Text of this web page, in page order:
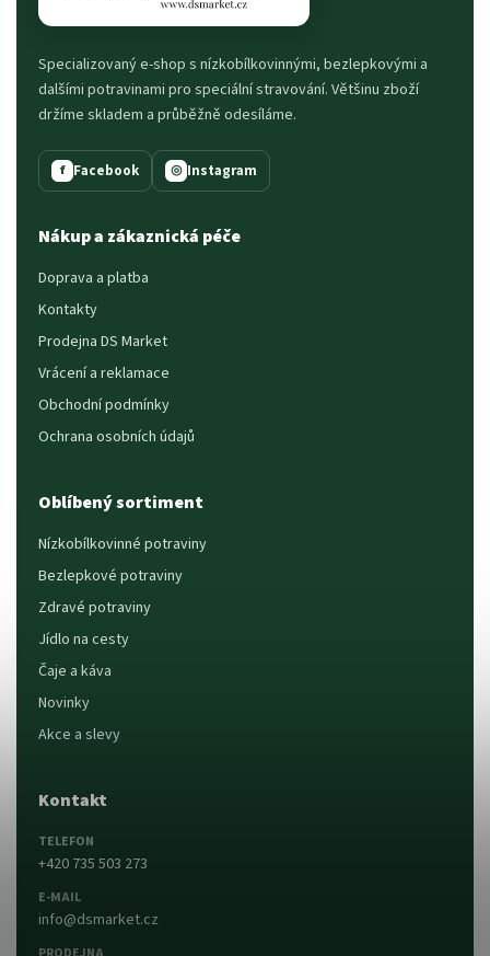
Specializovaný e-shop s nízkobílkovinnými, bezlepkovými a
dalšími potravinami pro speciální stravování. Většinu zboží
držíme skladem a průběžně odesíláme.
f Facebook ◎ Instagram
Nákup a zákaznická péče
Doprava a platba
Kontakty
Prodejna DS Market
Vrácení a reklamace
Obchodní podmínky
Ochrana osobních údajů
Oblíbený sortiment
Nízkobílkovinné potraviny
Bezlepkové potraviny
Zdravé potraviny
Jídlo na cesty
Čaje a káva
Novinky
Akce a slevy
Kontakt
TELEFON
+420 735 503 273
E-MAIL
info@dsmarket.cz